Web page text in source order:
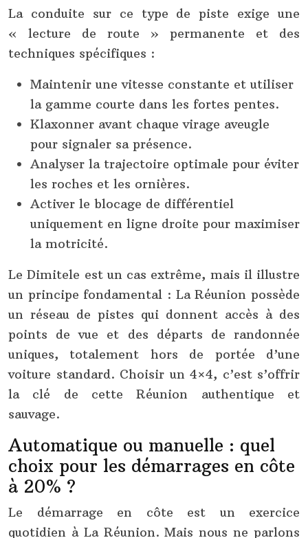
La conduite sur ce type de piste exige une
« lecture de route » permanente et des
techniques spécifiques :
Maintenir une vitesse constante et utiliser
la gamme courte dans les fortes pentes.
Klaxonner avant chaque virage aveugle
pour signaler sa présence.
Analyser la trajectoire optimale pour éviter
les roches et les ornières.
Activer le blocage de différentiel
uniquement en ligne droite pour maximiser
la motricité.
Le Dimitele est un cas extrême, mais il illustre
un principe fondamental : La Réunion possède
un réseau de pistes qui donnent accès à des
points de vue et des départs de randonnée
uniques, totalement hors de portée d’une
voiture standard. Choisir un 4×4, c’est s’offrir
la clé de cette Réunion authentique et
sauvage.
Automatique ou manuelle : quel
choix pour les démarrages en côte
à 20% ?
Le démarrage en côte est un exercice
quotidien à La Réunion. Mais nous ne parlons